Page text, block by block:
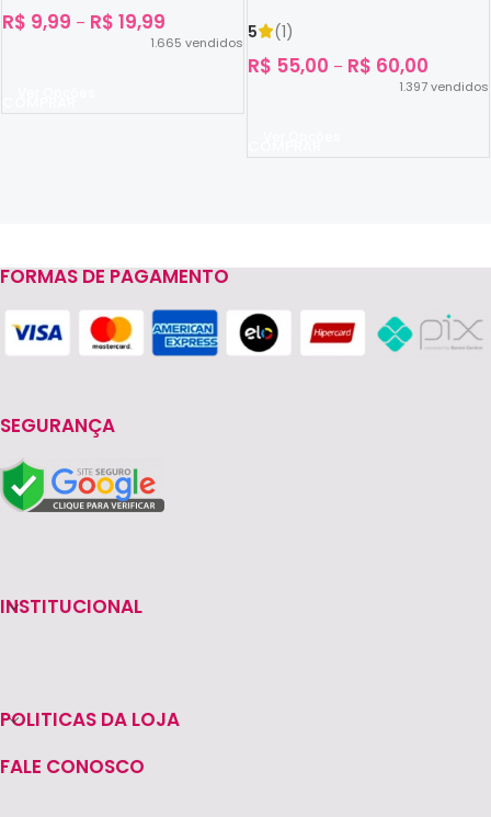
R$ 9,99 – R$ 19,99
1.665 vendidos
5
(1)
R$ 55,00 – R$ 60,00
1.397vendidos
Read more
FORMAS DE PAGAMENTO
SEGURANÇA
INSTITUCIONAL
POLITICAS DA LOJA
FALE CONOSCO